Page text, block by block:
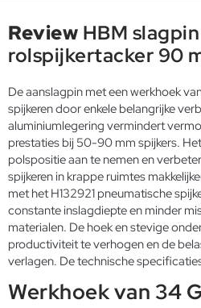
Review HBM
rolspijkertacker 90
De aanslagpin met een werkhoek
spijkeren door enkele belangrijke
aluminiumlegering vermindert
prestaties bij 50-90 mm spijkers.
polspositie aan te nemen en
spijkeren in krappe ruimtes
met het H132921 pneumatische
constante inslagdiepte en minder
materialen. De hoek en stevige
productiviteit te verhogen en de
verlagen. De technische
Werkhoek van 34